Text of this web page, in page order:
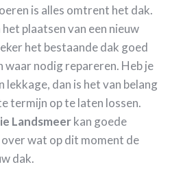
is alles omtrent het dak.
plaatsen van een nieuw
het bestaande dak goed
waar nodig repareren. Heb je
lekkage, dan is het van belang
termijn op te laten lossen.
Landsmeerkan goede
wat op dit moment de
dak.